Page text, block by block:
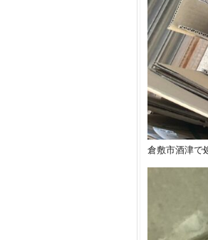
倉敷市酒津で